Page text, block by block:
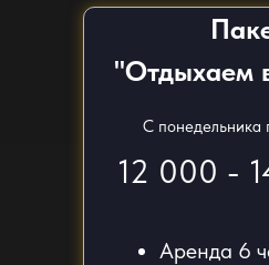
"Отдыхаем
12 000 -
С понедельника
Аренда 6